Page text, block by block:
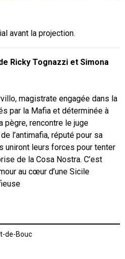
avant la projection.
Ricky Tognazzi et Simona
magistrate engagée dans la
par la Mafia et déterminée à
pègre, rencontre le juge
l’antimafia, réputé pour sa
uniront leurs forces pour tenter
de la Cosa Nostra. C’est
au cœur d’une Sicile
de-Bouc